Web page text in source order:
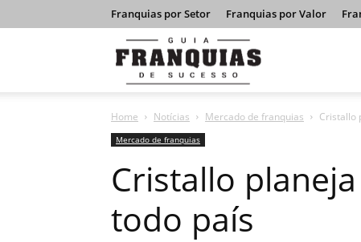
Franquias por Setor Franquias por Valor
Franquias
de
Home Notícias Mercado de franquias Cristallo
Mercado de franquias
Cristallo
todo país